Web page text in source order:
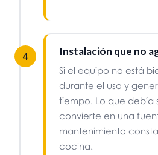
4 Instalación que no
Si el equipo no está
durante el uso y
tiempo. Lo que debía
convierte en una
mantenimiento
cocina.